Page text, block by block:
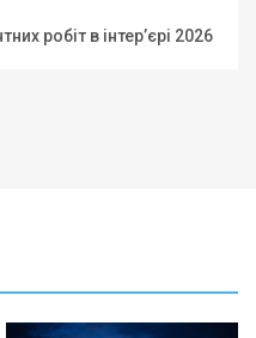
робіт в інтер’єрі 2026